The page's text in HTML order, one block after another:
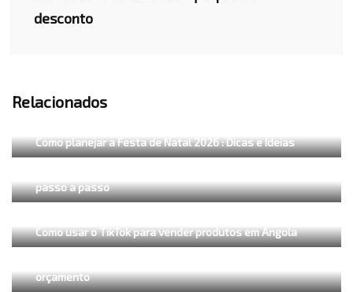
desconto
Relacionados
Como planejar a Festa de Natal 2026 : Dicas e Ideias
passo a passo
Como usar o TikTok para vender produtos em Angola
orçamento